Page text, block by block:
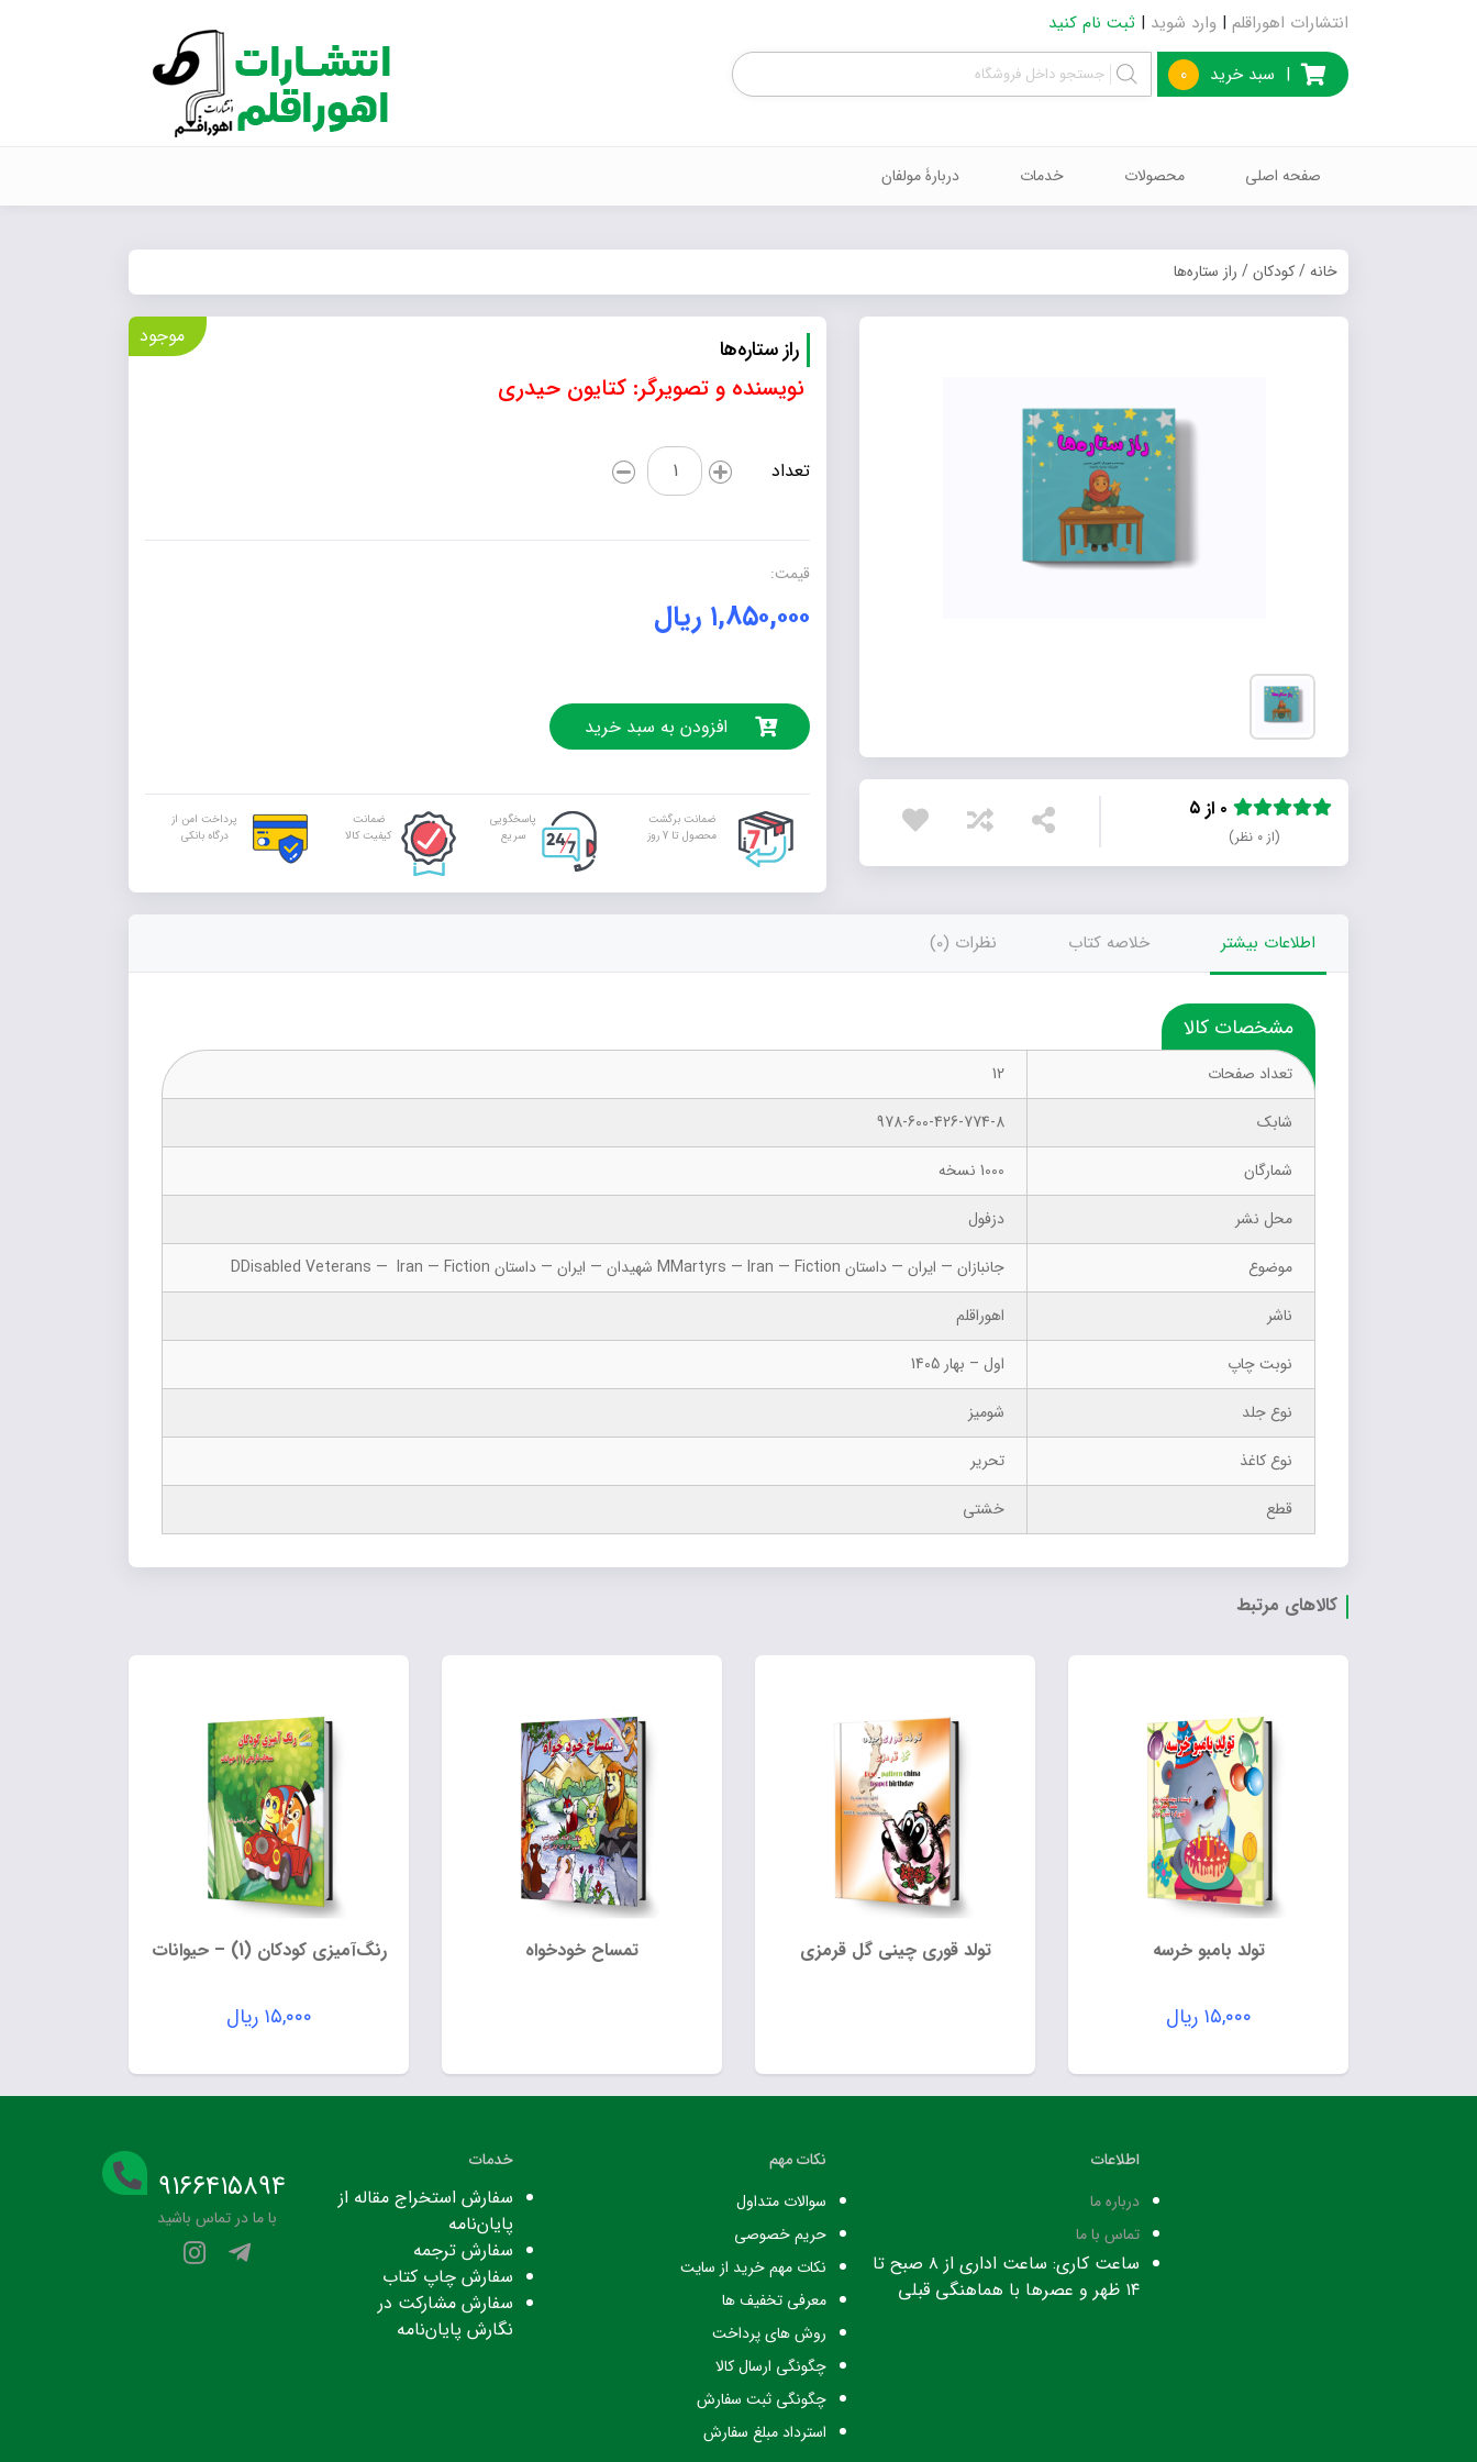
انتشارات اهوراقلم | وارد شوید | ثبت نام کنید
| سبد خرید 0
Products
search
صفحه اصلی محصولات خدمات دربارۀ مولفان
خانه/کودکان/ راز ستاره‌ها
(از ۰ نظر)
موجود راز ستاره‌ها
نویسنده و تصویرگر: کتایون حیدری
تعداد
راز
ستاره‌ها
قیمت:
۱,۸۵۰,۰۰۰ ریال
افزودن به سبد خرید
ضمانت برگشت
محصول تا 7 روز
پاسخگویی
سریع
ضمانت
کیفیت کالا
پرداخت امن از
درگاه بانکی
اطلاعات بیشتر خلاصه کتاب نظرات (0)
مشخصات کالا
تعداد صفحات
12
شابک
978-600-426-774-8
شمارگان
1000 نسخه
محل نشر
دزفول
موضوع
جانبازان — ایران — داستان DDisabled Veterans‪ — ‪‪ Iran‪ — Fiction شهیدان — ایران — داستان MMartyrs‪ — Iran — Fiction
ناشر
اهوراقلم
نوبت چاپ
اول – بهار 1405
نوع جلد
شومیز
نوع کاغذ
تحریر
قطع
خشتی
کالاهای مرتبط
تولد بامبو خرسه
۱۵,۰۰۰ ریال
تولد قوری چینی گل قرمزی تمساح خودخواه رنگ‌آمیزی کودکان (1) – حیوانات
۱۵,۰۰۰ ریال
اطلاعات
درباره ما
تماس با ما
ساعت کاری: ساعت اداری از ۸ صبح تا
۱۴ ظهر و عصرها با هماهنگی قبلی
نکات مهم
سوالات متداول
حریم خصوصی
نکات مهم خرید از سایت
معرفی تخفیف ها
روش های پرداخت
چگونگی ارسال کالا
چگونگی ثبت سفارش
استرداد مبلغ سفارش
خدمات
سفارش استخراج مقاله از
پایان‌نامه
سفارش ترجمه
سفارش چاپ کتاب
سفارش مشارکت در
نگارش پایان‌نامه
۹۱۶۶۴۱۵۸۹۴
با ما در تماس باشید